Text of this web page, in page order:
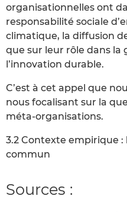
organisationnelles ont
responsabilité sociale
climatique, la diffusion
que sur leur rôle dans la
l’innovation durable.
C’est à cet appel que
nous focalisant sur la
méta‐organisations.
3.2 Contexte empirique
commun
Sources :